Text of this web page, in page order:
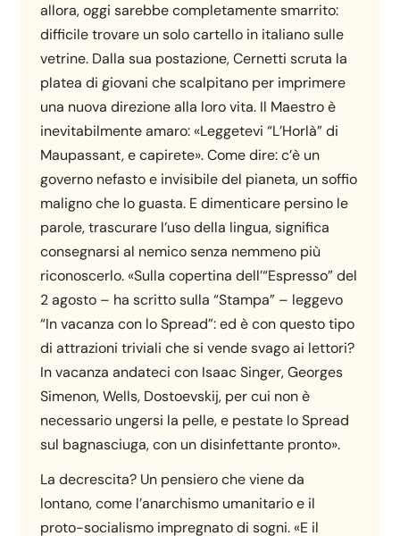
allora, oggi sarebbe completamente smarrito:
difficile trovare un solo cartello in italiano sulle
vetrine. Dalla sua postazione, Cernetti scruta la
platea di giovani che scalpitano per imprimere
una nuova direzione alla loro vita. Il Maestro è
inevitabilmente amaro: «Leggetevi “L’Horlà” di
Maupassant, e capirete». Come dire: c’è un
governo nefasto e invisibile del pianeta, un soffio
maligno che lo guasta. E dimenticare persino le
parole, trascurare l’uso della lingua, significa
consegnarsi al nemico senza nemmeno più
riconoscerlo. «Sulla copertina dell’“Espresso” del
2 agosto – ha scritto sulla “Stampa” – leggevo
“In vacanza con lo Spread”: ed è con questo tipo
di attrazioni triviali che si vende svago ai lettori?
In vacanza andateci con Isaac Singer, Georges
Simenon, Wells, Dostoevskij, per cui non è
necessario ungersi la pelle, e pestate lo Spread
sul bagnasciuga, con un disinfettante pronto».
La decrescita? Un pensiero che viene da
lontano, come l’anarchismo umanitario e il
proto-socialismo impregnato di sogni. «E il